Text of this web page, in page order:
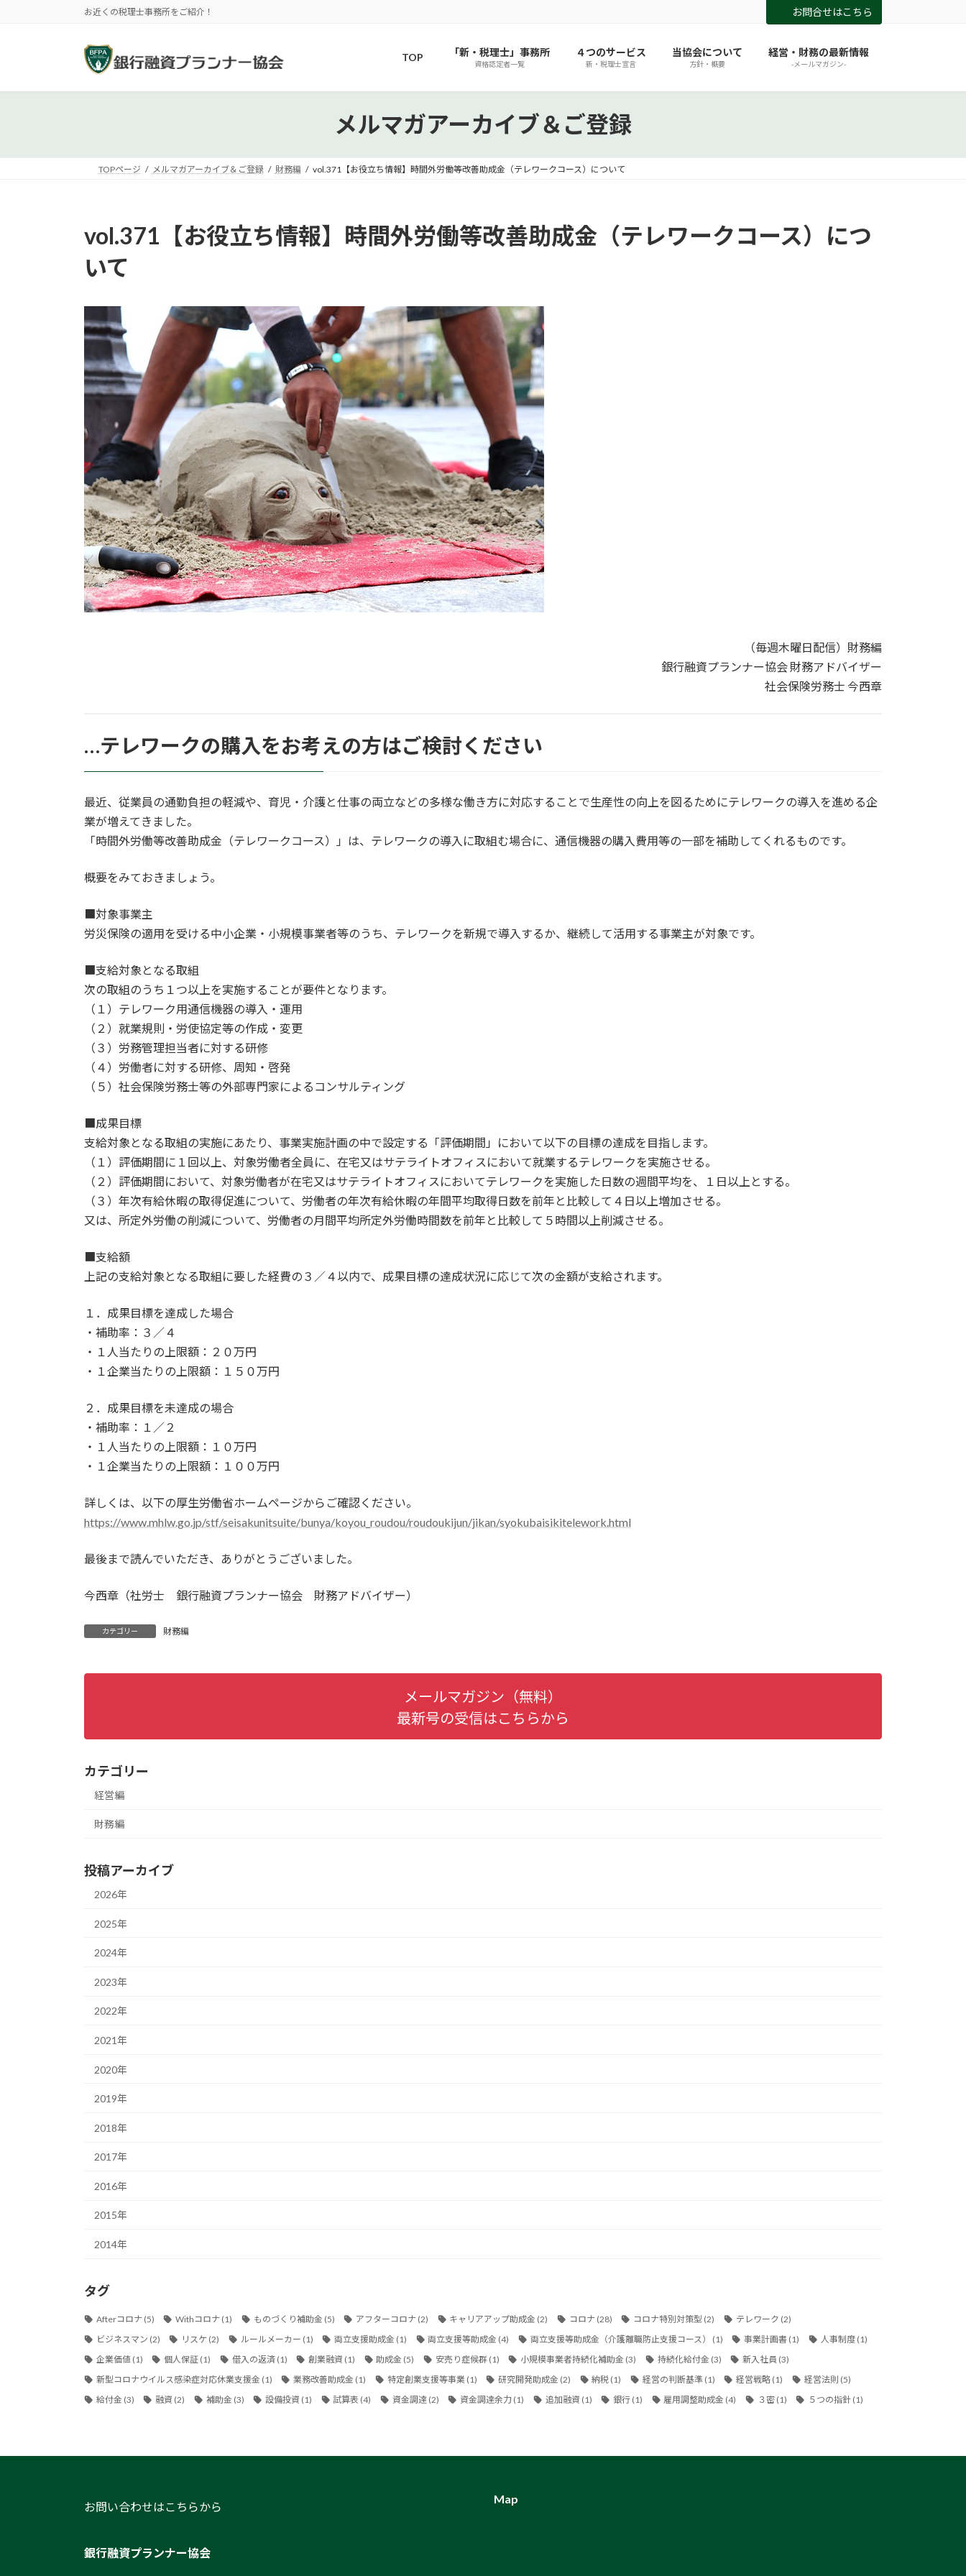
へ
ョ
お近くの税理士事務所をご紹介！ お問合せはこちら
TOP 「新・税理士」事務所
資格認定者一覧
４つのサービス
新・税理士宣言
当協会について
方針・概要
経営・財務の最新情報
-メールマガジン-
メルマガアーカイブ＆ご登録
TOPページ メルマガアーカイブ＆ご登録 財務編 vol.371【お役立ち情報】時間外労働等改善助成金（テレワークコース）について
vol.371【お役立ち情報】時間外労働等改善助成金（テレワークコース）につ
いて
（毎週木曜日配信）財務編
銀行融資プランナー協会 財務アドバイザー
社会保険労務士 今西章
…テレワークの購入をお考えの方はご検討ください
最近、従業員の通勤負担の軽減や、育児・介護と仕事の両立などの多様な働き方に対応することで生産性の向上を図るためにテレワークの導入を進める企
業が増えてきました。
「時間外労働等改善助成金（テレワークコース）」は、テレワークの導入に取組む場合に、通信機器の購入費用等の一部を補助してくれるものです。
概要をみておきましょう。
■対象事業主
労災保険の適用を受ける中小企業・小規模事業者等のうち、テレワークを新規で導入するか、継続して活用する事業主が対象です。
■支給対象となる取組
次の取組のうち１つ以上を実施することが要件となります。
（１）テレワーク用通信機器の導入・運用
（２）就業規則・労使協定等の作成・変更
（３）労務管理担当者に対する研修
（４）労働者に対する研修、周知・啓発
（５）社会保険労務士等の外部専門家によるコンサルティング
■成果目標
支給対象となる取組の実施にあたり、事業実施計画の中で設定する「評価期間」において以下の目標の達成を目指します。
（１）評価期間に１回以上、対象労働者全員に、在宅又はサテライトオフィスにおいて就業するテレワークを実施させる。
（２）評価期間において、対象労働者が在宅又はサテライトオフィスにおいてテレワークを実施した日数の週間平均を、１日以上とする。
（３）年次有給休暇の取得促進について、労働者の年次有給休暇の年間平均取得日数を前年と比較して４日以上増加させる。
又は、所定外労働の削減について、労働者の月間平均所定外労働時間数を前年と比較して５時間以上削減させる。
■支給額
上記の支給対象となる取組に要した経費の３／４以内で、成果目標の達成状況に応じて次の金額が支給されます。
１．成果目標を達成した場合
・補助率：３／４
・１人当たりの上限額：２０万円
・１企業当たりの上限額：１５０万円
２．成果目標を未達成の場合
・補助率：１／２
・１人当たりの上限額：１０万円
・１企業当たりの上限額：１００万円
詳しくは、以下の厚生労働省ホームページからご確認ください。
https://www.mhlw.go.jp/stf/seisakunitsuite/bunya/koyou_roudou/roudoukijun/jikan/syokubaisikitelework.html
最後まで読んでいただき、ありがとうございました。
今西章（社労士 銀行融資プランナー協会 財務アドバイザー）
カテゴリー 財務編
メールマガジン（無料）
最新号の受信はこちらから
カテゴリー
経営編
財務編
投稿アーカイブ
2026年
2025年
2024年
2023年
2022年
2021年
2020年
2019年
2018年
2017年
2016年
2015年
2014年
タグ
Afterコロナ(5) Withコロナ (1) ものづくり補助金 (5) アフターコロナ(2) キャリアアップ助成金 (2) コロナ(28) コロナ特別対策型 (2) テレワーク (2)
ビジネスマン (2) リスケ (2) ルールメーカー (1) 両立支援助成金 (1) 両立支援等助成金 (4) 両立支援等助成金（介護離職防止支援コース） (1) 事業計画書 (1) 人事制度(1)
企業価値(1) 個人保証 (1) 借入の返済(1) 創業融資 (1) 助成金 (5) 安売り症候群(1) 小規模事業者持続化補助金 (3) 持続化給付金 (3) 新入社員 (3)
新型コロナウイルス感染症対応休業支援金 (1) 業務改善助成金 (1) 特定創業支援等事業(1) 研究開発助成金 (2) 納税 (1) 経営の判断基準(1) 経営戦略 (1) 経営法則 (5)
給付金 (3) 融資 (2) 補助金 (3) 設備投資 (1) 試算表 (4) 資金調達(2) 資金調達余力 (1) 追加融資 (1) 銀行(1) 雇用調整助成金 (4) ３密(1) ５つの指針 (1)
お問い合わせはこちらから
銀行融資プランナー協会
Map